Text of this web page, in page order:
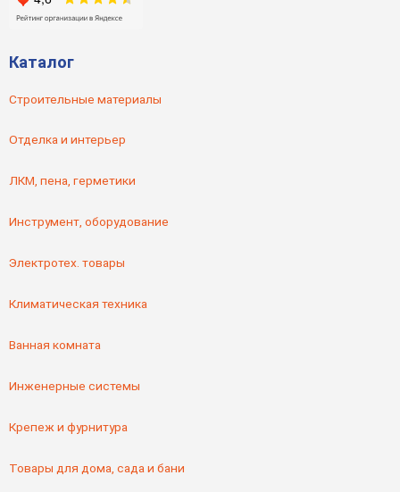
Каталог
Строительные материалы
Отделка и интерьер
ЛКМ, пена, герметики
Инструмент, оборудование
Электротех. товары
Климатическая техника
Ванная комната
Инженерные системы
Крепеж и фурнитура
Товары для дома, сада и бани